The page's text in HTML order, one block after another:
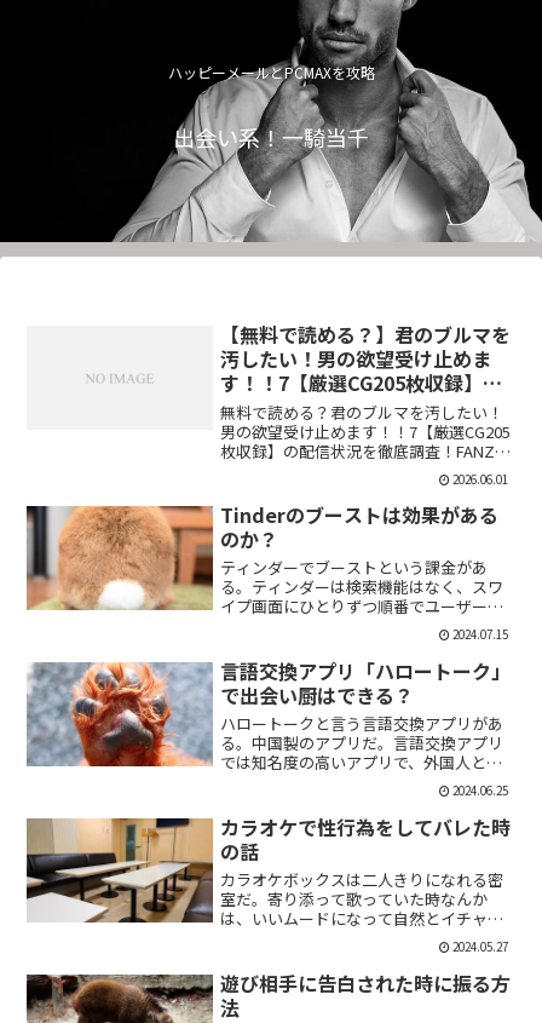
ハッピーメールとPCMAXを攻略
出会い系！一騎当千
【無料で読める？】君のブルマを
汚したい！男の欲望受け止めま
す！！7【厳選CG205枚収録】
【虚構クラブ】
無料で読める？君のブルマを汚したい！
男の欲望受け止めます！！7【厳選CG205
枚収録】の配信状況を徹底調査！FANZA
での販売形式やサンプル視聴、レビュー
評価もまとめています。今すぐチェッ
ク！【d_544876】
2026.06.01
Tinderのブーストは効果がある
のか？
ティンダーでブーストという課金があ
る。ティンダーは検索機能はなく、スワ
イプ画面にひとりずつ順番でユーザーが
表示される。その順番を優先して表示す
ることができる課金がブーストだ。ブー
スト1つ消費で30分間、ブースト2つ消費
で2時間の優先表示がさ...
2024.07.15
言語交換アプリ「ハロートーク」
で出会い厨はできる？
ハロートークと言う言語交換アプリがあ
る。中国製のアプリだ。言語交換アプリ
では知名度の高いアプリで、外国人と知
り合いたい付き合いたいという人にも魅
力的には一見魅力的にうつる。外国人の
恋人欲しいよな。俺もエマワトソンと結
婚してえ。ではハロートー...
2024.06.25
カラオケで性行為をしてバレた時
の話
カラオケボックスは二人きりになれる密
室だ。寄り添って歌っていた時なんか
は、いいムードになって自然とイチャイ
チャしはじめてしまうこともある。俺も
よく出会い系で知り合った人とカラオケ
にいったりする。相手もその気だったり
するから、なんかいいムード...
2024.05.27
遊び相手に告白された時に振る方
法